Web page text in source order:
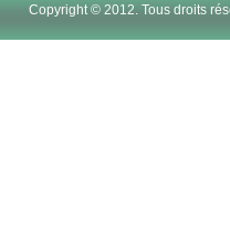
Copyright © 2012. Tous droits